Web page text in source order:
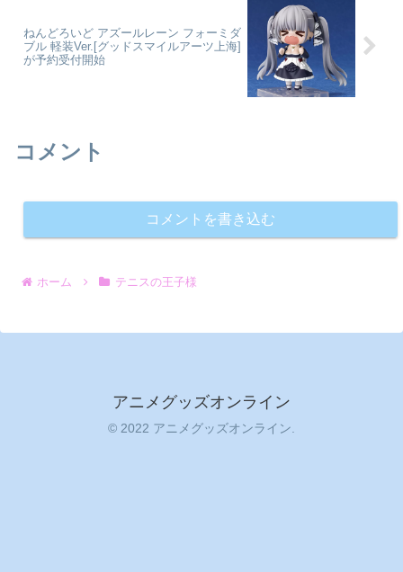
ねんどろいど アズールレーン フォーミダ
ブル 軽装Ver.[グッドスマイルアーツ上海]
が予約受付開始
コメント
コメントを書き込む
ホーム テニスの王子様
アニメグッズオンライン
© 2022 アニメグッズオンライン.